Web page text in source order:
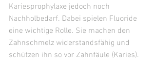
Kariesprophylaxe jedoch noch
Nachholbedarf. Dabei spielen Fluoride
eine wichtige Rolle. Sie machen den
Zahnschmelz widerstandsfähig und
schützen ihn so vor Zahnfäule (Karies).